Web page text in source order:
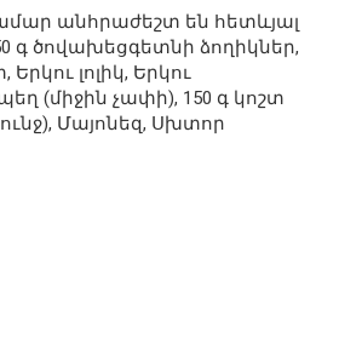
անհրաժեշտ են հետևյալ
գ ծովախեցգետնի ձողիկներ,
լոլիկ, Երկու
(միջին չափի), 150 գ կոշտ
Մայոնեզ, Սխտոր